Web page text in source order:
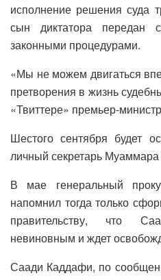
исполнение решения суда
сын диктатора передан
законными процедурами.
«Мы не можем двигаться
претворения в жизнь
«Твиттере» премьер-
Шестого сентября будет
личный секретарь
В мае генеральный
напомнил тогда только
правительству, что
невиновным и ждет
Саади Каддафи, по